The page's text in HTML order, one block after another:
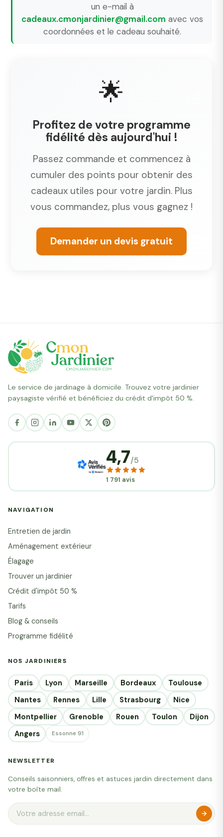
un e-mail à
cadeaux.cmonjardinier@gmail.com avec vos
coordonnées et le cadeau souhaité.
🌟
Profitez de votre programme
fidélité dès aujourd'hui !
Passez commande et commencez à
cumuler des points pour obtenir des
cadeaux utiles pour votre jardin. Plus
vous commandez, plus vous gagnez !
Demander un devis gratuit
Le service de jardinage à domicile. Trouvez votre jardinier
paysagiste vérifié et bénéficiez du crédit d'impôt 50 %.
4,7/5
1 791 avis
NAVIGATION
Entretien de jardin
Aménagement extérieur
Élagage
Trouver un jardinier
Crédit d'impôt 50 %
Tarifs
Blog & conseils
Programme fidélité
NOS JARDINIERS
Paris Lyon Marseille Bordeaux
Toulouse
Nantes
Rennes Lille Strasbourg
Nice
Montpellier
Grenoble Rouen Toulon
Dijon
Angers
Essonne 91
NEWSLETTER
Conseils saisonniers, offres et astuces jardin directement dans
votre boîte mail.